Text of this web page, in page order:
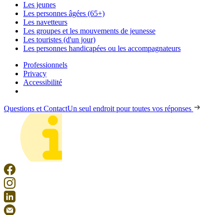
Les jeunes
Les personnes âgées (65+)
Les navetteurs
Les groupes et les mouvements de jeunesse
Les touristes (d'un jour)
Les personnes handicapées ou les accompagnateurs
Professionnels
Privacy
Accessibilité
Questions et ContactUn seul endroit pour toutes vos réponses